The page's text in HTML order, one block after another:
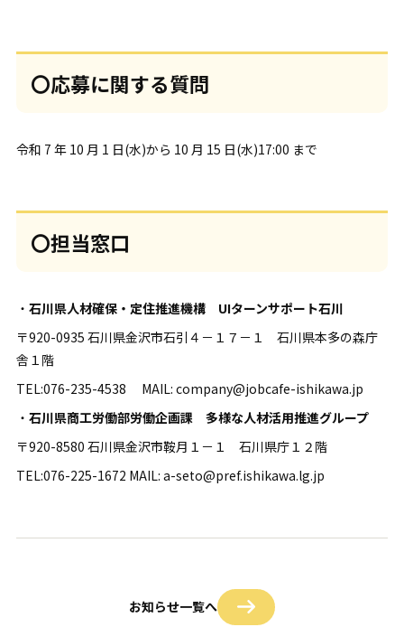
〇応募に関する質問
令和 7 年 10 月 1 日(水)から 10 月 15 日(水)17:00 まで
〇担当窓口
・ 石川県人材確保・定住推進機構 UIターンサポート石川
〒920-0935 石川県金沢市石引４－１７－１ 石川県本多の森庁
舎１階
TEL:076-235-4538 MAIL: company@jobcafe-ishikawa.jp
・ 石川県商工労働部労働企画課 多様な人材活用推進グループ
〒920-8580 石川県金沢市鞍月１－１ 石川県庁１２階
TEL:076-225-1672 MAIL: a-seto@pref.ishikawa.lg.jp
お知らせ一覧へ